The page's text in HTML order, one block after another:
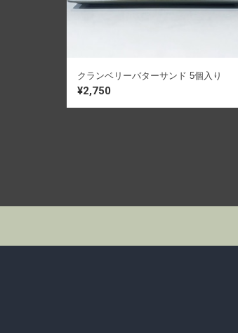
クランベリーバターサンド 5個入り
¥2,750
半生菓子 焼き菓子